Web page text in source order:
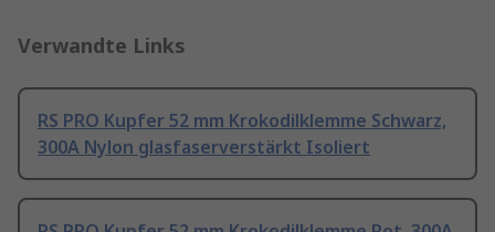
Verwandte Links
RS PRO Kupfer 52 mm Krokodilklemme Schwarz,
300A Nylon glasfaserverstärkt Isoliert